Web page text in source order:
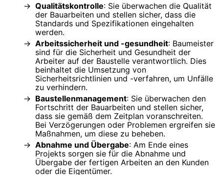
Qualitätskontrolle: Sie überwachen die Qualität
der Bauarbeiten und stellen sicher, dass die
Standards und Spezifikationen eingehalten
werden.
Arbeitssicherheit und -gesundheit: Baumeister
sind für die Sicherheit und Gesundheit der
Arbeiter auf der Baustelle verantwortlich. Dies
beinhaltet die Umsetzung von
Sicherheitsrichtlinien und -verfahren, um Unfälle
zu verhindern.
Baustellenmanagement: Sie überwachen den
Fortschritt der Bauarbeiten und stellen sicher,
dass sie gemäß dem Zeitplan voranschreiten.
Bei Verzögerungen oder Problemen ergreifen sie
Maßnahmen, um diese zu beheben.
Abnahme und Übergabe: Am Ende eines
Projekts sorgen sie für die Abnahme und
Übergabe der fertigen Arbeiten an den Kunden
oder die Eigentümer.